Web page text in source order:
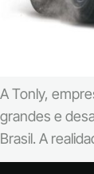
A Tonly,
grandes e
Brasil. A